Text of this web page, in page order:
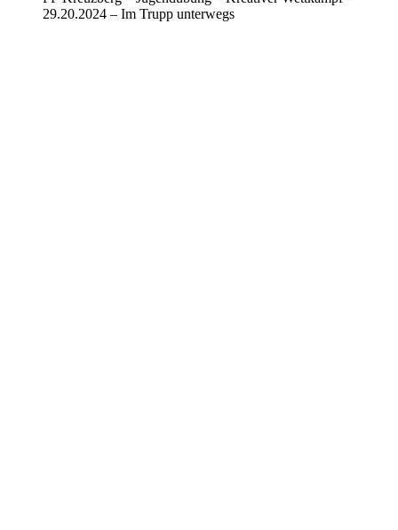
29.20.2024 – Im Trupp unterwegs